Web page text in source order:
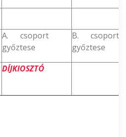
A. csoport
győztese
B. csoport
győztese
DÍJKIOSZTÓ